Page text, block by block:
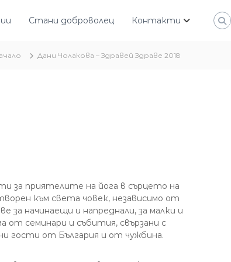
Стани доброволец Контакти
Дани Чолакова – Здравей Здраве 2018
за приятелите на йога в сърцето на
към света човек, независимо от
за начинаещи и напреднали, за малки и
от семинари и събития, свързани с
гости от България и от чужбина.